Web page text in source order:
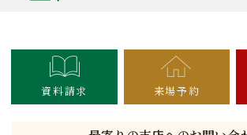
資料請求 来場予約